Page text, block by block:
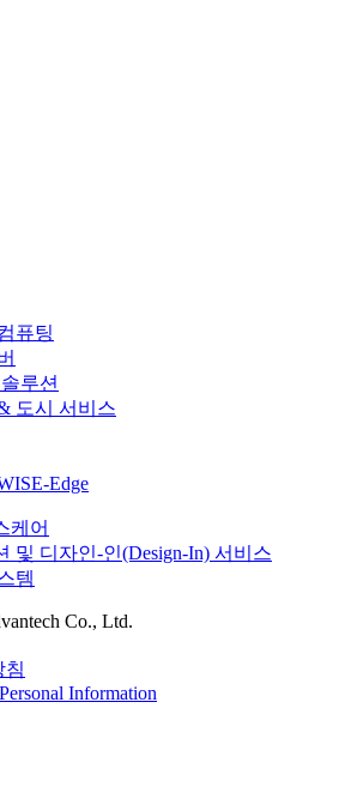
퓨팅
루션
도시 서비스
Edge
케어
및 디자인-인(Design-In) 서비스
템
Co., Ltd.
침
Information